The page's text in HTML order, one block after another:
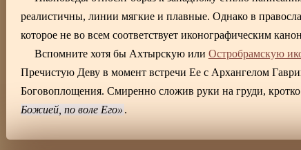
реалистичны, линии мягкие и плавные. Однако в
которое не во всем соответствует иконографическим
Вспомните хотя бы Ахтырскую или Остробрамскую
Пречистую Деву в момент встречи Ее с Архангелом
Боговоплощения. Смиренно сложив руки на груди,
Божией, по воле Его
.